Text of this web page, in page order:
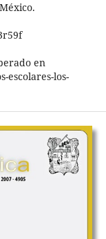
en
escolares-los-